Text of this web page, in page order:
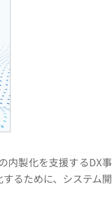
内製化を支援するDX事
るために、システム開